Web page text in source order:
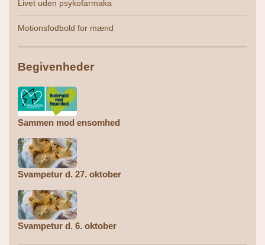
Livet uden psykofarmaka
Motionsfodbold for mænd
Begivenheder
Sammen mod ensomhed
Svampetur d. 27. oktober
Svampetur d. 6. oktober